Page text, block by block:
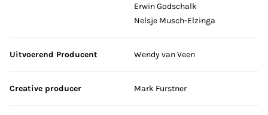
Erwin Godschalk
Nelsje Musch-Elzinga
Uitvoerend Producent Wendy van Veen
Creative producer Mark Furstner